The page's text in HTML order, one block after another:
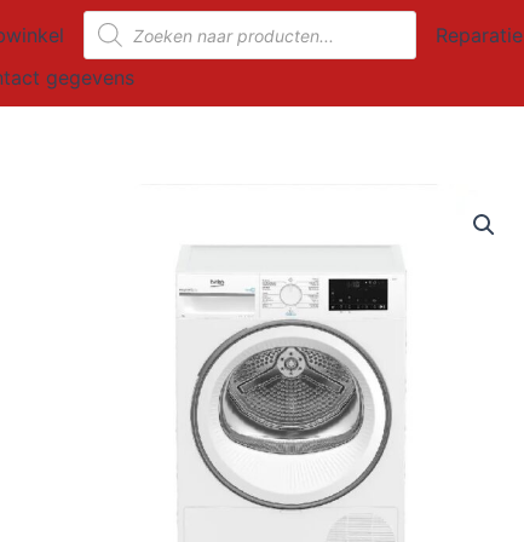
Producten
zoeken
Reparatie
gegevens